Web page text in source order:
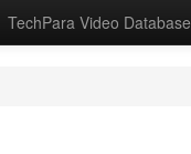
TechPara Video Database